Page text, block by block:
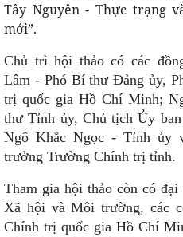
Tây Nguyên - Thực trạng
mới”.
Chủ trì hội thảo có các
Lâm - Phó Bí thư Đảng ủy,
trị quốc gia Hồ Chí Minh;
thư Tỉnh ủy, Chủ tịch Ủy
Ngô Khắc Ngọc - Tỉnh ủy
trưởng Trường Chính trị tỉnh.
Tham gia hội thảo còn có
Xã hội và Môi trường, các
Chính trị quốc gia Hồ Chí